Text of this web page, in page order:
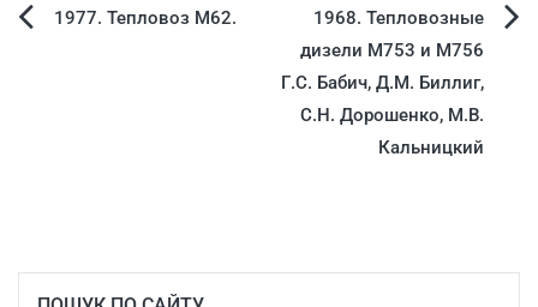
1977. Тепловоз М62.
1968. Тепловозные
дизели М753 и М756
Г.С. Бабич, Д.М. Биллиг,
С.Н. Дорошенко, М.В.
Кальницкий